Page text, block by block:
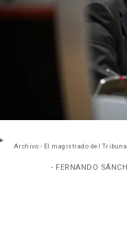
Archivo - El magistrado del
- FERNANDO